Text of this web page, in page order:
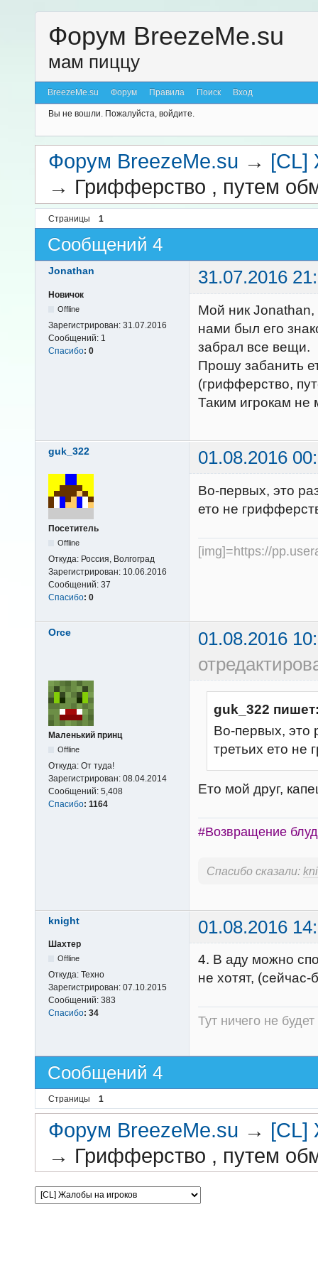
Форум BreezeMe.su
мам пиццу
BreezeMe.su Форум Правила Поиск Вход
Вы не вошли. Пожалуйста, войдите.
Форум BreezeMe.su → [CL]
→ Грифферство , путем
Страницы 1
Сообщений 4
Jonathan 31.07.2016
Новичок
Offline
Зарегистрирован: 31.07.2016
Сообщений: 1
Спасибо: 0
Мой ник Jonathan,
нами был его
забрал все вещи.
Прошу забанить
(грифферство,
Таким игрокам не
guk_322 01.08.2016
Посетитель
Offline
Откуда: Россия, Волгоград
Зарегистрирован: 10.06.2016
Сообщений: 37
Спасибо: 0
Во-первых, это
ето не
[img]=https://
Orce
01.08.2016
Маленький принц
Offline
Откуда: От туда!
Зарегистрирован: 08.04.2014
Сообщений: 5,408
Спасибо: 1164
guk_322
Во-первых, это
третьих ето не
Ето мой друг,
#Возвращение
Спасибо сказали:
knight 01.08.2016
Шахтер
Offline
Откуда: Техно
Зарегистрирован: 07.10.2015
Сообщений: 383
Спасибо: 34
4. В аду можно
не хотят,
Тут ничего не будет
Сообщений 4
Страницы 1
Форум BreezeMe.su → [CL]
→ Грифферство , путем